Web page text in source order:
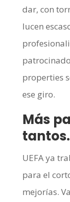
dar, con
lucen
properties
ese giro.
Más
tantos.
UEFA ya
para el
mejorías.